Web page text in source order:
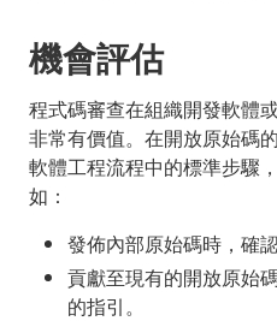
機會評估
程式碼審查在組織開發軟體
非常有價值。在開放原始碼
軟體工程流程中的標準步驟
如：
發佈內部原始碼時，確
貢獻至現有的開放原始
的指引。